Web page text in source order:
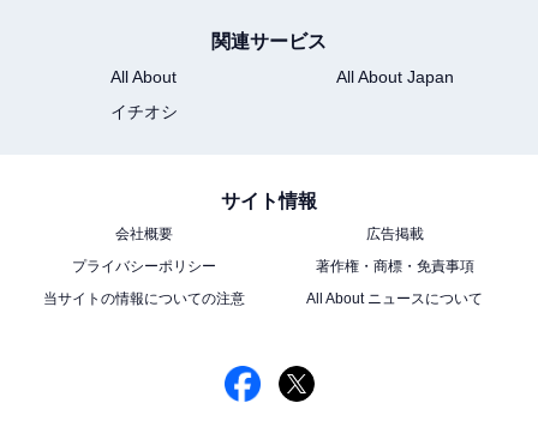
関連サービス
All About
All About Japan
イチオシ
サイト情報
会社概要
広告掲載
プライバシーポリシー
著作権・商標・免責事項
当サイトの情報についての注意
All About ニュースについて